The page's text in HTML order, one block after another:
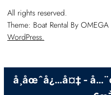
All rights reserved.
Theme: Boat Rental By OMEGA
WordPress.